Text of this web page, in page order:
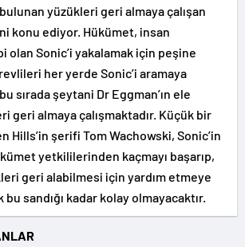
yüzükleri geri almaya çalışan
konu ediyor. Hükümet, insan
olan Sonic’i yakalamak için peşine
her yerde Sonic’i aramaya
sırada şeytani Dr Eggman’ın ele
geri almaya çalışmaktadır. Küçük bir
Hills’in şerifi Tom Wachowski, Sonic’in
yetkililerinden kaçmayı başarıp,
geri alabilmesi için yardım etmeye
sandığı kadar kolay olmayacaktır.